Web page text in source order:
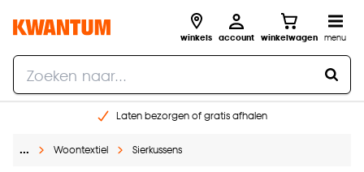
winkels account winkelwagen menu
Laten bezorgen of gratis afhalen
Gratis raam advies en opmeten aan huis
… Woontextiel Sierkussens